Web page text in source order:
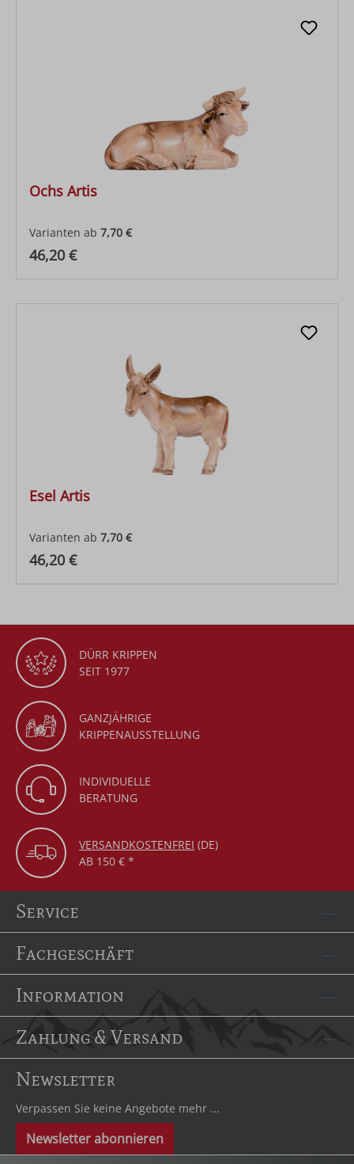
Ochs Artis
Varianten ab 7,70 €
Regulärer Preis:
46,20 €
Esel Artis
Varianten ab 7,70 €
Regulärer Preis:
46,20 €
DÜRR KRIPPEN
SEIT 1977
GANZJÄHRIGE
KRIPPENAUSSTELLUNG
INDIVIDUELLE
BERATUNG
VERSANDKOSTENFREI (DE)
AB 150 € *
Service
Fachgeschäft
Information
Zahlung & Versand
Newsletter
Verpassen Sie keine Angebote mehr ...
Newsletter abonnieren